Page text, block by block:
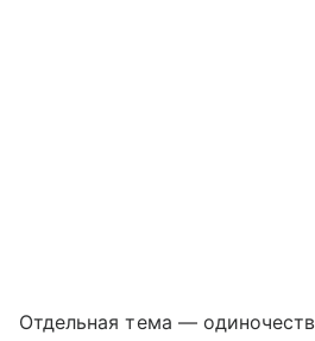
Отдельная тема —